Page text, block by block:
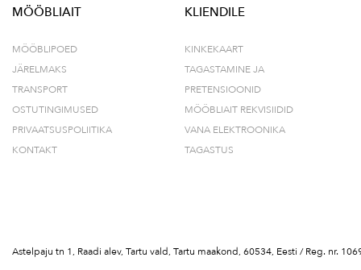
MÖÖBLIAIT
MÖÖBLIPOED
JÄRELMAKS
TRANSPORT
OSTUTINGIMUSED
PRIVAATSUSPOLIITIKA
KONTAKT
KLIENDILE
KINKEKAART
TAGASTAMINE JA
PRETENSIOONID
MÖÖBLIAIT REKVISIIDID
VANA ELEKTROONIKA
TAGASTUS
Astelpaju tn 1, Raadi alev, Tartu vald, Tartu maakond, 60534, Eesti / Reg. nr.